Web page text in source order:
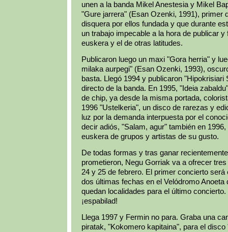
unen a la banda Mikel Anestesia y Mikel
"Gure jarrera" (Esan Ozenki, 1991), primer
disquera por ellos fundada y que durante
un trabajo impecable a la hora de publicar
euskera y el de otras latitudes.
Publicaron luego un maxi "Gora herria" y
milaka aurpegi" (Esan Ozenki, 1993),
basta. Llegó 1994 y publicaron "Hipokrisiari
directo de la banda. En 1995, "Ideia
de chip, ya desde la misma portada,
1996 "Ustelkeria", un disco de rarezas y
luz por la demanda interpuesta por el
decir adiós, "Salam, agur" también en
euskera de grupos y artistas de su gusto.
De todas formas y tras ganar
prometieron, Negu Gorriak va a ofrecer
24 y 25 de febrero. El primer concierto será
dos últimas fechas en el Velódromo Anoeta
quedan localidades para el último
¡espabilad!
Llega 1997 y Fermin no para. Graba una
piratak, "Kokomero kapitaina", para el